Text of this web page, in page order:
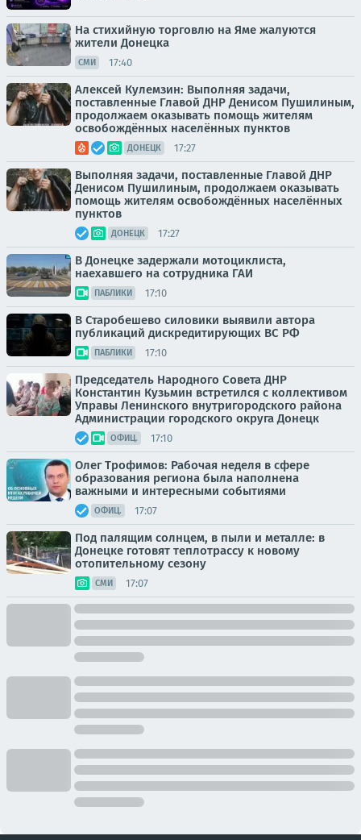
На стихийную торговлю на Яме жалуются
жители Донецка
СМИ 17:40
Алексей Кулемзин: Выполняя задачи,
поставленные Главой ДНР Денисом Пушилиным,
продолжаем оказывать помощь жителям
освобождённых населённых пунктов
ДОНЕЦК 17:27
Выполняя задачи, поставленные Главой ДНР
Денисом Пушилиным, продолжаем оказывать
помощь жителям освобождённых населённых
пунктов
ДОНЕЦК 17:27
В Донецке задержали мотоциклиста,
наехавшего на сотрудника ГАИ
ПАБЛИКИ 17:10
В Старобешево силовики выявили автора
публикаций дискредитирующих ВС РФ
ПАБЛИКИ 17:10
Председатель Народного Совета ДНР
Константин Кузьмин встретился с коллективом
Управы Ленинского внутригородского района
Администрации городского округа Донецк
ОФИЦ. 17:10
Олег Трофимов: Рабочая неделя в сфере
образования региона была наполнена
важными и интересными событиями
ОФИЦ. 17:07
Под палящим солнцем, в пыли и металле: в
Донецке готовят теплотрассу к новому
отопительному сезону
СМИ 17:07